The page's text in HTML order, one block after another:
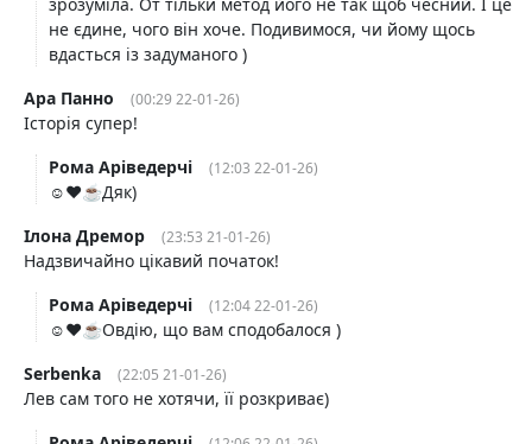
не єдине, чого він хоче. Подивимося, чи йому щось
вдасться із задуманого )
Ара Панно
(00:29 22-01-26)
Історія супер!
Рома Аріведерчі
(12:03 22-01-26)
☺️❤️☕️Дяк)
Ілона Дремор
(23:53 21-01-26)
Надзвичайно цікавий початок!
Рома Аріведерчі
(12:04 22-01-26)
☺️❤️☕️Овдію, що вам сподобалося )
Serbenka
(22:05 21-01-26)
Лев сам того не хотячи, її розкриває)